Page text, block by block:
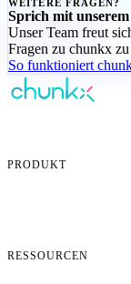
WEITERE FRAGEN?
Sprich mit
Unser Team freut
Fragen zu chunkx zu
So funktioniert
PRODUKT
RESSOURCEN